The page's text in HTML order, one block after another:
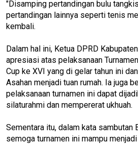
"Disamping pertandingan bulu
pertandingan lainnya seperti tenis
kembali.
Dalam hal ini, Ketua DPRD
apresiasi atas pelaksanaan
Cup ke XVI yang di gelar tahun ini
Asahan menjadi tuan rumah. Ia juga
pelaksanaan turnamen ini dapat
silaturahmi dan mempererat ukhuah.
Sementara itu, dalam kata sambutan
semoga turnamen ini mampu